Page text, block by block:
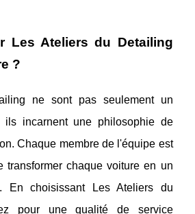
Les Ateliers du Detailing
?
ne sont pas seulement un
incarnent une philosophie de
Chaque membre de l'équipe est
transformer chaque voiture en un
En choisissant Les Ateliers du
pour une qualité de service